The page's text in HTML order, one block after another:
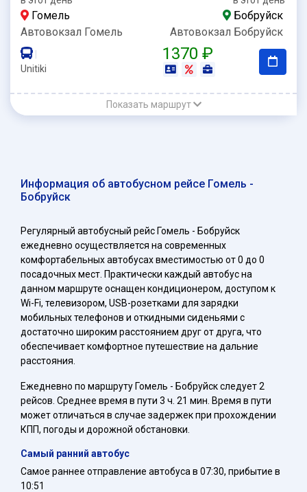
Гомель
Бобруйск
Автовокзал Гомель
Автовокзал Бобруйск
Unitiki
1370 ₽
Показать маршрут
Информация об автобусном рейсе Гомель -
Бобруйск
Регулярный автобусный рейс Гомель - Бобруйск
ежедневно осуществляется на современных
комфортабельных автобусах вместимостью от 0 до 0
посадочных мест. Практически каждый автобус на
данном маршруте оснащен кондиционером, доступом к
Wi-Fi, телевизором, USB-розетками для зарядки
мобильных телефонов и откидными сиденьями с
достаточно широким расстоянием друг от друга, что
обеспечивает комфортное путешествие на дальние
расстояния.
Ежедневно по маршруту Гомель - Бобруйск следует 2
рейсов. Среднее время в пути 3 ч. 21 мин. Время в пути
может отличаться в случае задержек при прохождении
КПП, погоды и дорожной обстановки.
Самый ранний автобус
Самое раннее отправление автобуса в 07:30, прибытие в
10:51